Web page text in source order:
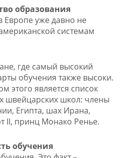
образования
Европе уже давно не
системам
где самый высокий
обучения также высоки.
этого является список
швейцарских школ: члены
Египта, шах Ирана,
II, принц Монако Ренье.
обучения